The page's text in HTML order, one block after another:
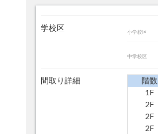
学校区 小学校区
中学校区
間取り詳細 階数
1F
2F
2F
2F